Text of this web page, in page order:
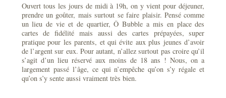
Ouvert tous les jours de midi à 19h, on y vient pour déjeuner,
prendre un goûter, mais surtout se faire plaisir. Pensé comme
un lieu de vie et de quartier, Ô Bubble a mis en place des
cartes de fidélité mais aussi des cartes prépayées, super
pratique pour les parents, et qui évite aux plus jeunes d’avoir
de l’argent sur eux. Pour autant, n’allez surtout pas croire qu’il
s’agit d’un lieu réservé aux moins de 18 ans ! Nous, on a
largement passé l’âge, ce qui n’empêche qu’on s’y régale et
qu’on s’y sente aussi vraiment très bien.